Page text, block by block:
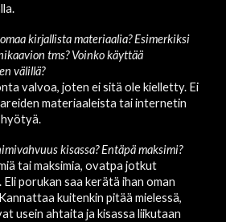
kirjallista materiaalia? Esimerkiksi
tms? Voinko käyttää
välillä?
valvoa, joten ei sitä ole kielletty. Ei
materiaaleista tai internetin
hyötyä.
kisassa? Entäpä maksimi?
tai maksimia, ovatpa jotkut
Eli porukan saa kerätä ihan oman
kuitenkin pitää mielessä,
usein ahtaita ja kisassa liikutaan